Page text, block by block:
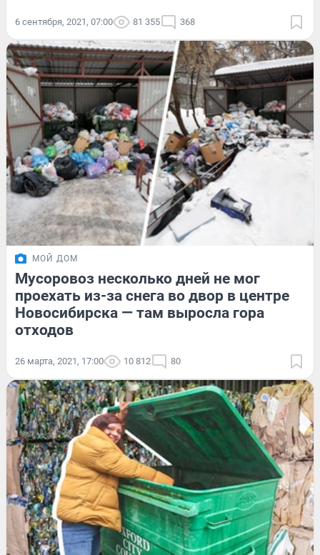
6 сентября, 2021, 07:00 81 355 368
МОЙ ДОМ
Мусоровоз несколько дней не мог
проехать из-за снега во двор в центре
Новосибирска — там выросла гора
отходов
26 марта, 2021, 17:00 10 812 80